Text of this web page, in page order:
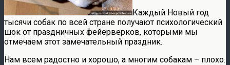
Каждый Новый год
тысячи собак по всей стране получают психологический
шок от праздничных фейерверков, которыми мы
отмечаем этот замечательный праздник.
Нам всем радостно и хорошо, а многим собакам – плохо.